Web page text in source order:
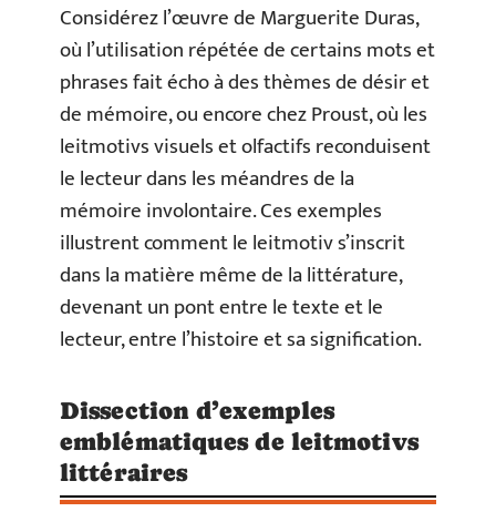
Considérez l’œuvre de Marguerite Duras,
où l’utilisation répétée de certains mots et
phrases fait écho à des thèmes de désir et
de mémoire, ou encore chez Proust, où les
leitmotivs visuels et olfactifs reconduisent
le lecteur dans les méandres de la
mémoire involontaire. Ces exemples
illustrent comment le leitmotiv s’inscrit
dans la matière même de la littérature,
devenant un pont entre le texte et le
lecteur, entre l’histoire et sa signification.
Dissection d’exemples
emblématiques de leitmotivs
littéraires